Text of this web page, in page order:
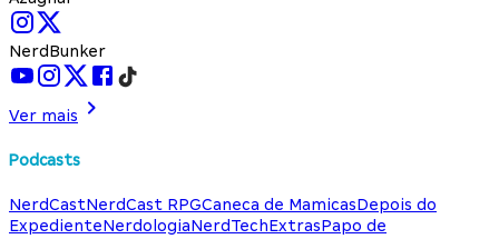
NerdBunker
Ver mais
Podcasts
NerdCastNerdCast RPGCaneca de MamicasDepois do
ExpedienteNerdologiaNerdTechExtrasPapo de